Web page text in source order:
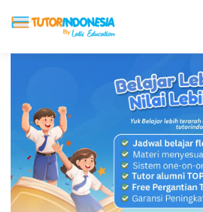
ABOUT US JADI
BIAYA LES TESTIMONI
BLOG DAFTAR SEKOLAH